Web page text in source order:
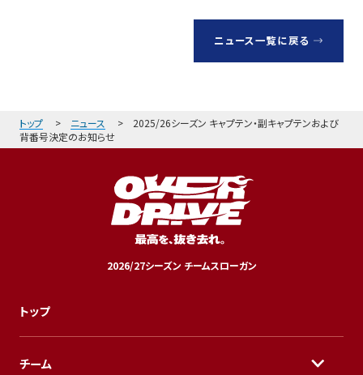
ニュース一覧に戻る
トップ ニュース
2025/26シーズン キャプテン・副キャプテンおよび
背番号決定のお知らせ
2026/27シーズン チームスローガン
トップ
チーム